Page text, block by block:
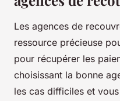
Les agences de
ressource précieuse
pour récupérer les
choisissant la bonne
les cas difficiles et